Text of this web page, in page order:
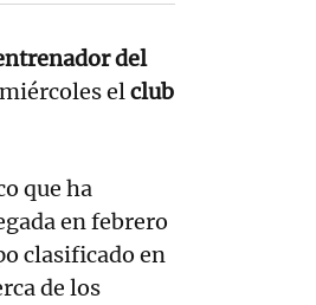
del
elclub
que ha
en febrero
clasificado en
de los